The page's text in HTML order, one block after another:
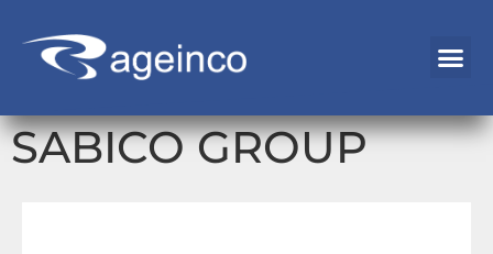
SABICO GROUP